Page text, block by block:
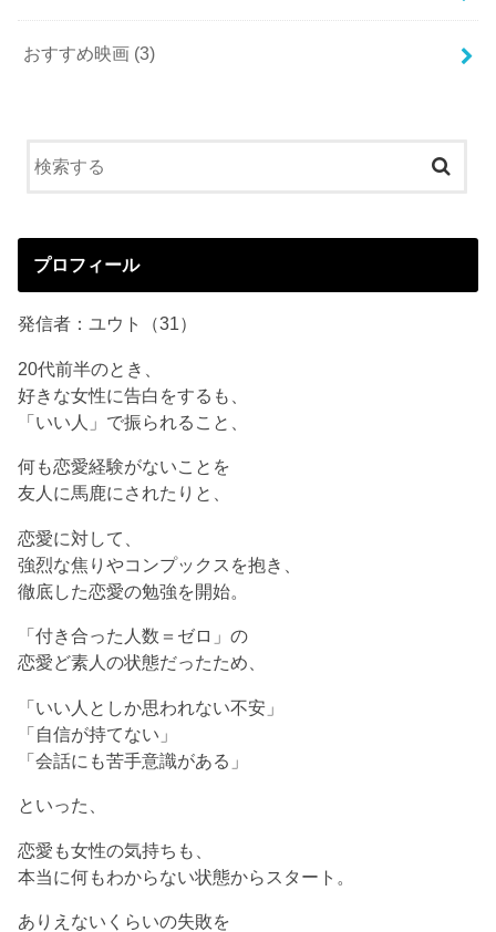
おすすめ映画 (3)
プロフィール
発信者：ユウト（31）
20代前半のとき、
好きな女性に告白をするも、
「いい人」で振られること、
何も恋愛経験がないことを
友人に馬鹿にされたりと、
恋愛に対して、
強烈な焦りやコンプックスを抱き、
徹底した恋愛の勉強を開始。
「付き合った人数＝ゼロ」の
恋愛ど素人の状態だったため、
「いい人としか思われない不安」
「自信が持てない」
「会話にも苦手意識がある」
といった、
恋愛も女性の気持ちも、
本当に何もわからない状態からスタート。
ありえないくらいの失敗を